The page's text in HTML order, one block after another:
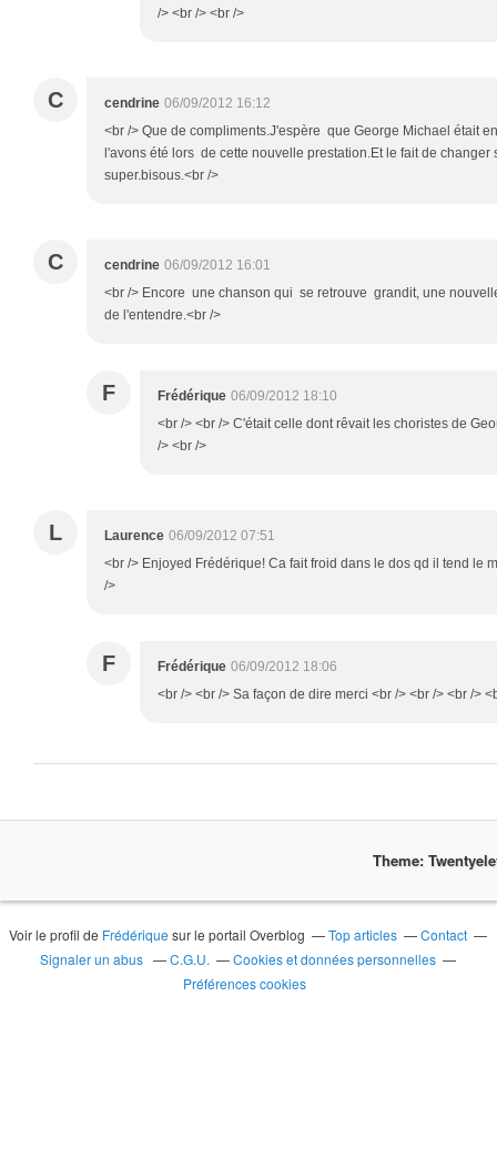
/> <br /> <br />
C cendrine 06/09/2012 16:12
<br /> Que de compliments.J'espère que George Michael était
l'avons été lors de cette nouvelle prestation.Et le fait de changer
super.bisous.<br />
C cendrine 06/09/2012 16:01
<br /> Encore une chanson qui se retrouve grandit, une
de l'entendre.<br />
F Frédérique 06/09/2012 18:10
<br /> <br /> C'était celle dont rêvait les choristes de
/> <br />
L Laurence 06/09/2012 07:51
<br /> Enjoyed Frédérique! Ca fait froid dans le dos qd il tend le
/>
F Frédérique 06/09/2012 18:06
<br /> <br /> Sa façon de dire merci <br /> <br /> <br />
Theme:
Voir le profil de Frédérique sur le portail Overblog Top articles
Contact
Signaler un abus
C.G.U.
Cookies et données personnelles
Préférences cookies